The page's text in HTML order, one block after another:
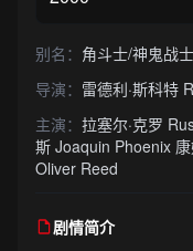
别名： 角斗士/神鬼战
导演： 雷德利·斯科特
主演： 拉塞尔·克罗
斯 Joaquin Phoenix
Oliver Reed
剧情简介